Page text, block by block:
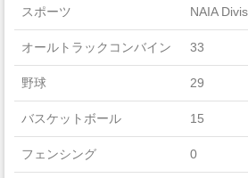
スポーツ NAIA
オールトラックコンバイン 33
野球 29
バスケットボール 15
フェンシング 0